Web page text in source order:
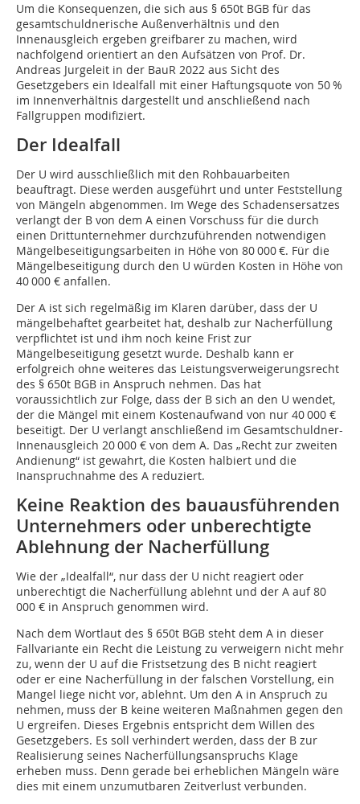
Um die Konsequenzen, die sich aus § 650t BGB für das
gesamtschuldnerische Außenverhältnis und den
Innenausgleich ergeben greifbarer zu machen, wird
nachfolgend orientiert an den Aufsätzen von Prof. Dr.
Andreas Jurgeleit in der BauR 2022 aus Sicht des
Gesetzgebers ein Idealfall mit einer Haftungsquote von 50 %
im Innenverhältnis dargestellt und anschließend nach
Fallgruppen modifiziert.
Der Idealfall
Der U wird ausschließlich mit den Rohbauarbeiten
beauftragt. Diese werden ausgeführt und unter Feststellung
von Mängeln abgenommen. Im Wege des Schadensersatzes
verlangt der B von dem A einen Vorschuss für die durch
einen Drittunternehmer durchzuführenden notwendi­gen
Mängelbeseitigungsarbeiten in Höhe von 80 000 €. Für die
Mängelbeseitigung durch den U würden Kosten in Höhe von
40 000 € anfallen.
Der A ist sich regelmäßig im Klaren darüber, dass der U
mängelbehaftet gearbeitet hat, deshalb zur Nacherfüllung
verpflichtet ist und ihm noch keine Frist zur
Mängelbeseitigung gesetzt wurde. Deshalb kann er
erfolgreich ohne weiteres das Leistungsverweigerungsrecht
des § 650t BGB in Anspruch nehmen. Das hat
voraussichtlich zur Folge, dass der B sich an den U wendet,
der die Mängel mit einem Kostenaufwand von nur 40 000 €
beseitigt. Der U verlangt anschließend im Gesamtschuldner-
Innenausgleich 20 000 € von dem A. Das „Recht zur zweiten
Andienung“ ist gewahrt, die Kosten halbiert und die
Inanspruchnahme des A reduziert.
Keine Reaktion des bauausführenden
Unternehmers oder unberechtigte
Ablehnung der Nacherfüllung
Wie der „Idealfall“, nur dass der U nicht reagiert oder
unberechtigt die Nacherfüllung ablehnt und der A auf 80
000 € in Anspruch genommen wird.
Nach dem Wortlaut des § 650t BGB steht dem A in dieser
Fallvariante ein Recht die Leistung zu verweigern nicht mehr
zu, wenn der U auf die Fristsetzung des B nicht reagiert
oder er eine Nacherfüllung in der falschen Vorstellung, ein
Mangel liege nicht vor, ablehnt. Um den A in Anspruch zu
nehmen, muss der B keine weiteren Maßnahmen gegen den
U ergreifen. Dieses Ergebnis entspricht dem Willen des
Gesetzgebers. Es soll verhindert werden, dass der B zur
Realisierung seines Nacherfüllungsanspruchs Klage
erheben muss. Denn gerade bei erheblichen Mängeln wäre
dies mit einem unzumutbaren Zeitverlust verbunden.